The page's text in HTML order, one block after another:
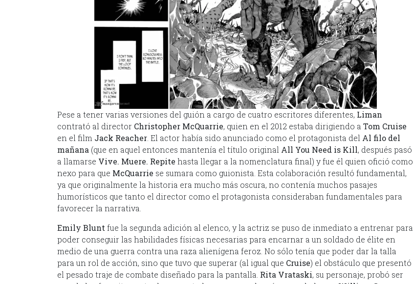
Pese a tener varias versiones del guión a cargo de cuatro escritores diferentes, Liman
contrató al director Christopher McQuarrie, quien en el 2012 estaba dirigiendo a Tom Cruise
en el film Jack Reacher . El actor había sido anunciado como el protagonista del Al filo del
mañana (que en aquel entonces mantenía el título original All You Need is Kill, después pasó
a llamarse Vive. Muere. Repite hasta llegar a la nomenclatura final) y fue él quien ofició como
nexo para que McQuarrie se sumara como guionista. Esta colaboración resultó fundamental,
ya que originalmente la historia era mucho más oscura, no contenía muchos pasajes
humorísticos que tanto el director como el protagonista consideraban fundamentales para
favorecer la narrativa.
Emily Blunt fue la segunda adición al elenco, y la actriz se puso de inmediato a entrenar para
poder conseguir las habilidades físicas necesarias para encarnar a un soldado de élite en
medio de una guerra contra una raza alienígena feroz. No sólo tenía que poder dar la talla
para un rol de acción, sino que tuvo que superar (al igual que Cruise) el obstáculo que presentó
el pesado traje de combate diseñado para la pantalla. Rita Vrataski, su personaje, probó ser